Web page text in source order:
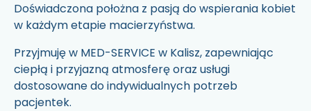
Doświadczona położna z pasją do wspierania kobiet
w każdym etapie macierzyństwa.
Przyjmuję w MED-SERVICE w Kalisz, zapewniając
ciepłą i przyjazną atmosferę oraz usługi
dostosowane do indywidualnych potrzeb
pacjentek.